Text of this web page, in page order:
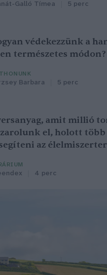
Galló Tímea 5 perc
védekezzünk a
természetes módon?
Barbara 5 perc
amit millió
el, holott
az
4 perc